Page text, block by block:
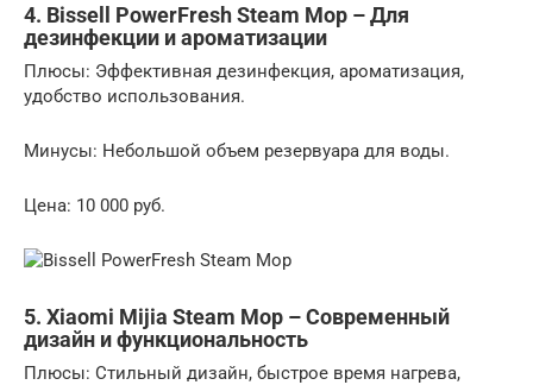
4. Bissell PowerFresh Steam Mop – Для
дезинфекции и ароматизации
Плюсы: Эффективная дезинфекция, ароматизация,
удобство использования.
Минусы: Небольшой объем резервуара для воды.
Цена: 10 000 руб.
5. Xiaomi Mijia Steam Mop – Современный
дизайн и функциональность
Плюсы: Стильный дизайн, быстрое время нагрева,